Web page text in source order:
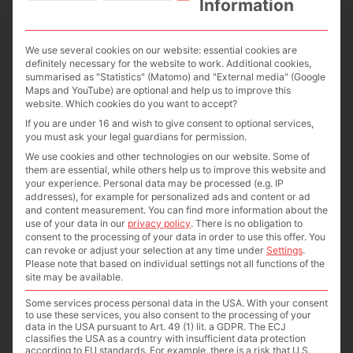
Server.
COOKIES
Um den Funktionsumfang unseres
Internetangebotes zu erweitern und
die Nutzung für Sie komfortabler zu
gestalten, verwenden wir auf Basis
einer Interessenabwägung
sogenannte „Cookies“. Cookies sind
kleine Textdateien, die auf Ihrem
Rechner gespeichert werden, um Ihre
Nutzungserfahrung unserer Website
zu verbessern. Die Dateien richten
keinerlei Schaden an und können
keine Viren enthalten.
Es gibt verschiedene Cookie-Typen:
solche, die für die Nutzung der
Information
We use several cookies on our website: essential cookies are
definitely necessary for the website to work. Additional cookies,
summarised as "Statistics" (Matomo) and "External media" (Google
Maps and YouTube) are optional and help us to improve this
website. Which cookies do you want to accept?
If you are under 16 and wish to give consent to optional services,
you must ask your legal guardians for permission.
We use cookies and other technologies on our website. Some of
them are essential, while others help us to improve this website and
your experience. Personal data may be processed (e.g. IP
addresses), for example for personalized ads and content or ad
and content measurement. You can find more information about the
use of your data in our privacy policy. There is no obligation to
consent to the processing of your data in order to use this offer. You
can revoke or adjust your selection at any time under Settings.
Please note that based on individual settings not all functions of the
site may be available.
Some services process personal data in the USA. With your consent
to use these services, you also consent to the processing of your
data in the USA pursuant to Art. 49 (1) lit. a GDPR. The ECJ
classifies the USA as a country with insufficient data protection
according to EU standards. For example, there is a risk that U.S.